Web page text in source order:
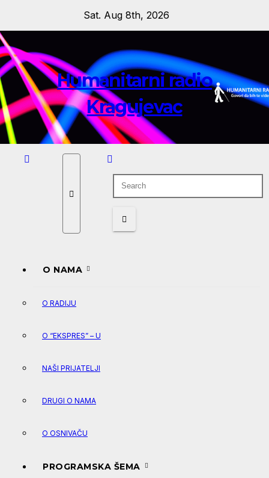
content
Sat. Aug 8th, 2026
Humanitarni radio
Kragujevac
O NAMA
O RADIJU
O “EKSPRES” – U
NAŠI PRIJATELJI
DRUGI O NAMA
O OSNIVAČU
PROGRAMSKA ŠEMA